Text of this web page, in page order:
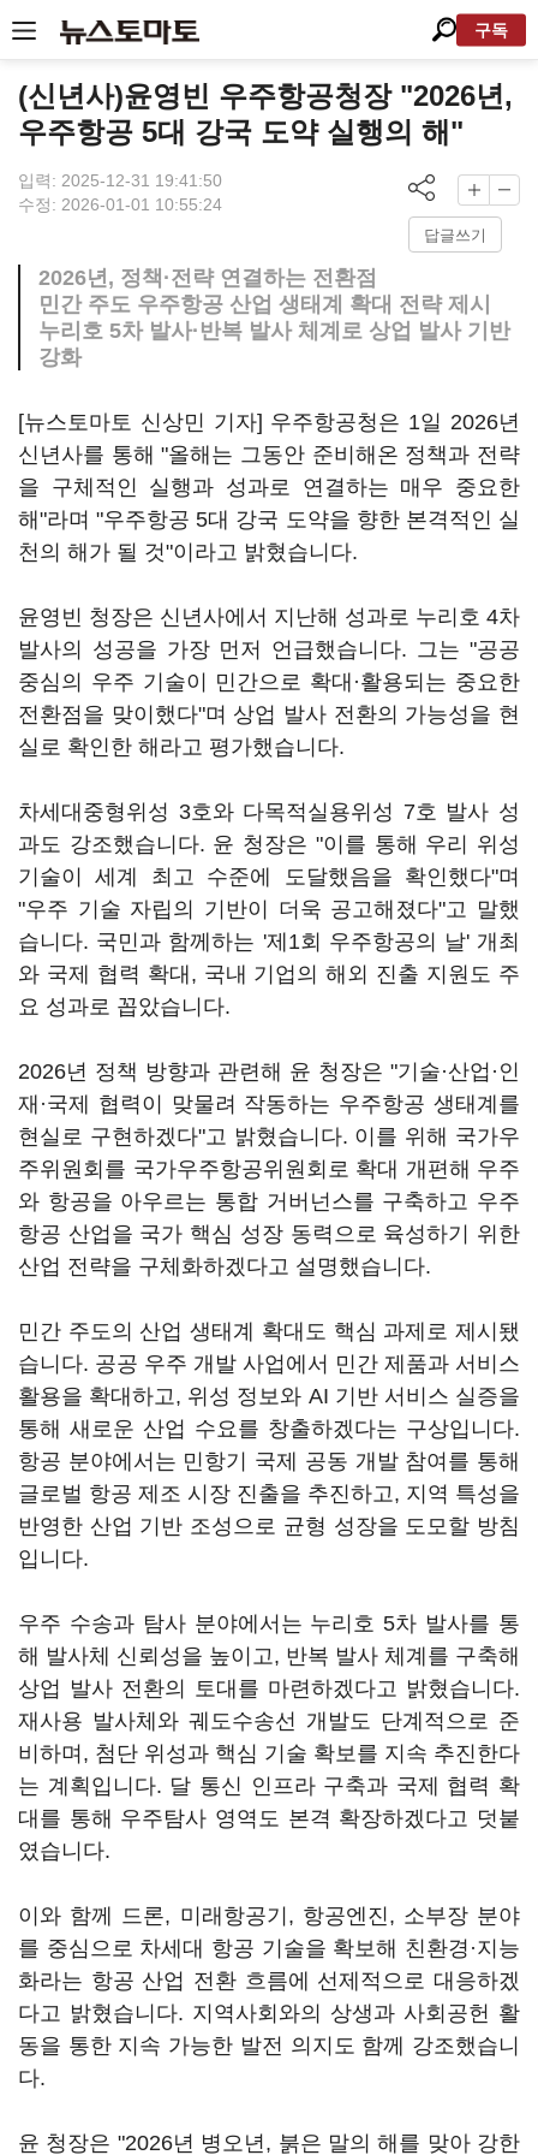
구독
(신년사)윤영빈 우주항공청장 "2026년,
우주항공 5대 강국 도약 실행의 해"
입력: 2025-12-31 19:41:50
수정: 2026-01-01 10:55:24
답글쓰기
2026년, 정책·전략 연결하는 전환점
민간 주도 우주항공 산업 생태계 확대 전략 제시
누리호 5차 발사·반복 발사 체계로 상업 발사 기반
강화
[뉴스토마토 신상민 기자] 우주항공청은 1일 2026년
신년사를 통해 "올해는 그동안 준비해온 정책과 전략
을 구체적인 실행과 성과로 연결하는 매우 중요한
해"라며 "우주항공 5대 강국 도약을 향한 본격적인 실
천의 해가 될 것"이라고 밝혔습니다.
윤영빈 청장은 신년사에서 지난해 성과로 누리호 4차
발사의 성공을 가장 먼저 언급했습니다. 그는 "공공
중심의 우주 기술이 민간으로 확대·활용되는 중요한
전환점을 맞이했다"며 상업 발사 전환의 가능성을 현
실로 확인한 해라고 평가했습니다.
차세대중형위성 3호와 다목적실용위성 7호 발사 성
과도 강조했습니다. 윤 청장은 "이를 통해 우리 위성
기술이 세계 최고 수준에 도달했음을 확인했다"며
"우주 기술 자립의 기반이 더욱 공고해졌다"고 말했
습니다. 국민과 함께하는 '제1회 우주항공의 날' 개최
와 국제 협력 확대, 국내 기업의 해외 진출 지원도 주
요 성과로 꼽았습니다.
2026년 정책 방향과 관련해 윤 청장은 "기술·산업·인
재·국제 협력이 맞물려 작동하는 우주항공 생태계를
현실로 구현하겠다"고 밝혔습니다. 이를 위해 국가우
주위원회를 국가우주항공위원회로 확대 개편해 우주
와 항공을 아우르는 통합 거버넌스를 구축하고 우주
항공 산업을 국가 핵심 성장 동력으로 육성하기 위한
산업 전략을 구체화하겠다고 설명했습니다.
민간 주도의 산업 생태계 확대도 핵심 과제로 제시됐
습니다. 공공 우주 개발 사업에서 민간 제품과 서비스
활용을 확대하고, 위성 정보와 AI 기반 서비스 실증을
통해 새로운 산업 수요를 창출하겠다는 구상입니다.
항공 분야에서는 민항기 국제 공동 개발 참여를 통해
글로벌 항공 제조 시장 진출을 추진하고, 지역 특성을
반영한 산업 기반 조성으로 균형 성장을 도모할 방침
입니다.
우주 수송과 탐사 분야에서는 누리호 5차 발사를 통
해 발사체 신뢰성을 높이고, 반복 발사 체계를 구축해
상업 발사 전환의 토대를 마련하겠다고 밝혔습니다.
재사용 발사체와 궤도수송선 개발도 단계적으로 준
비하며, 첨단 위성과 핵심 기술 확보를 지속 추진한다
는 계획입니다. 달 통신 인프라 구축과 국제 협력 확
대를 통해 우주탐사 영역도 본격 확장하겠다고 덧붙
였습니다.
이와 함께 드론, 미래항공기, 항공엔진, 소부장 분야
를 중심으로 차세대 항공 기술을 확보해 친환경·지능
화라는 항공 산업 전환 흐름에 선제적으로 대응하겠
다고 밝혔습니다. 지역사회와의 상생과 사회공헌 활
동을 통한 지속 가능한 발전 의지도 함께 강조했습니
다.
윤 청장은 "2026년 병오년, 붉은 말의 해를 맞아 강한